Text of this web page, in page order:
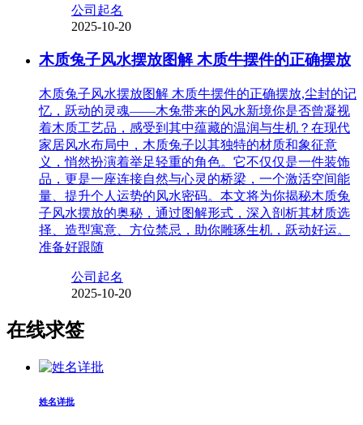
公司起名
2025-10-20
木质兔子风水摆放图解 木质牛摆件的正确摆放
木质兔子风水摆放图解 木质牛摆件的正确摆放,尘封的记
忆，跃动的灵魂——木兔带来的风水新境你是否曾凝视
着木质工艺品，感受到其中蕴藏的温润与生机？在现代
家居风水布局中，木质兔子以其独特的材质和象征意
义，悄然扮演着举足轻重的角色。它不仅仅是一件装饰
品，更是一座连接自然与心灵的桥梁，一个激活空间能
量、提升个人运势的风水密码。本文将为你揭秘木质兔
子风水摆放的奥秘，通过图解形式，深入剖析其材质选
择、造型寓意、方位禁忌，助你雕琢生机，跃动好运。
准备好跟随
公司起名
2025-10-20
在线求签
姓名详批